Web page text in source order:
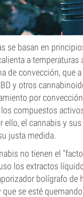
se basan en
a
de convección, que
y otros
por
compuestos
ello, el cannabis y
justa medida.
no tienen el
los extractos
bolígrafo
que se esté